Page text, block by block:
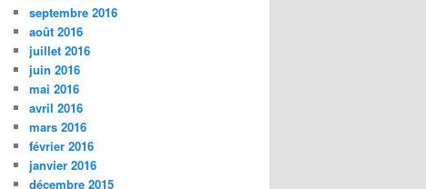
septembre 2016
août 2016
juillet 2016
juin 2016
mai 2016
avril 2016
mars 2016
février 2016
janvier 2016
décembre 2015